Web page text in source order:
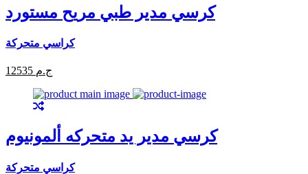
كرسي مدير طبي مريح مستورد
كراسي متحركة
12535 ج.م
كرسي مدير يد متحركه ألمونيوم
كراسي متحركة